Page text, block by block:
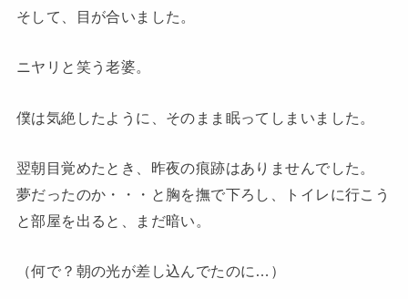
そして、目が合いました。
ニヤリと笑う老婆。
僕は気絶したように、そのまま眠ってしまいました。
翌朝目覚めたとき、昨夜の痕跡はありませんでした。
夢だったのか・・・と胸を撫で下ろし、トイレに行こう
と部屋を出ると、まだ暗い。
（何で？朝の光が差し込んでたのに…）